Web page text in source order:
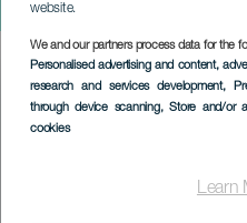
website.
We and our partners process data for the
Personalised advertising and content,
research and services development,
through device scanning, Store and/or
cookies
Learn
familial en
Imagen
Listado